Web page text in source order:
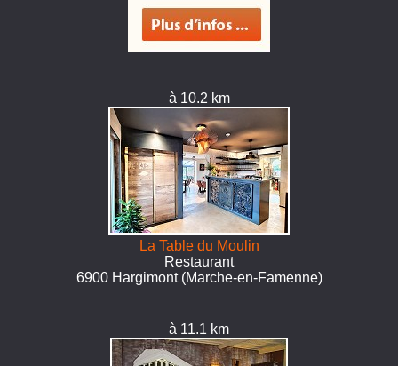
à 10.2 km
La Table du Moulin
Restaurant
6900 Hargimont (Marche-en-Famenne)
à 11.1 km